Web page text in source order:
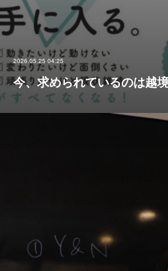
2026.05.25 04:25
今、求められているのは越